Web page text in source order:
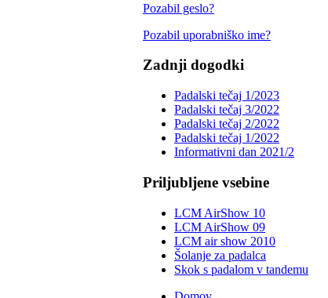
Pozabil geslo?
Pozabil uporabniško ime?
Zadnji dogodki
Padalski tečaj 1/2023
Padalski tečaj 3/2022
Padalski tečaj 2/2022
Padalski tečaj 1/2022
Informativni dan 2021/2
Priljubljene vsebine
LCM AirShow 10
LCM AirShow 09
LCM air show 2010
Šolanje za padalca
Skok s padalom v tandemu